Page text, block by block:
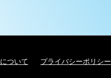
ついて プライバシーポリシー